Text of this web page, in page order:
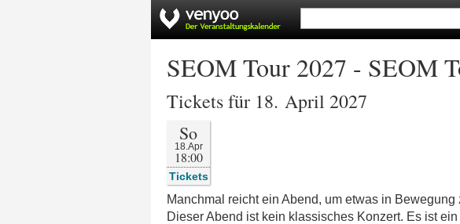
SEOM Tour 2027 - SEOM
Tickets für 18. April 2027
So
18.Apr
18:00
Tickets
Manchmal reicht ein Abend, um etwas in Bewegung
Dieser Abend ist kein klassisches Konzert. Es ist